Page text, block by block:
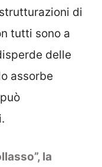
di
tutti sono a
delle
assorbe
la